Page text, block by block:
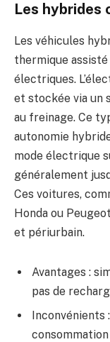
Les hybrides
Les véhicules
thermique
électriques.
et stockée via un
au freinage. Ce
autonomie
mode électrique
généralement
Ces voitures,
Honda ou
et périurbain.
Avantages :
pas de
Inconvénients